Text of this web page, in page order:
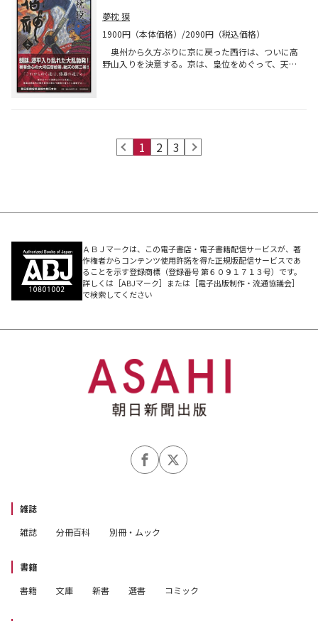
夢枕 獏
1900円（本体価格）/2090円（税込価格）
奥州から久方ぶりに京に戻った西行は、ついに高
野山入りを決意する。京は、皇位をめぐって、天皇
prev 1 2 3 next
ＡＢＪマークは、この電子書店・電子書籍配信サービスが、著
作権者からコンテンツ使用許諾を得た正規版配信サービスであ
ることを示す登録商標（登録番号 第６０９１７１３号）です。
詳しくは［ABJマーク］または［電子出版制作・流通協議会］
で検索してください
雑誌
雑誌
分冊百科 別冊・ムック
書籍
書籍
文庫 新書 選書 コミック